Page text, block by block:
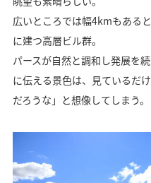
広いところでは幅4kmもある
に建つ高層ビル群。
パースが自然と調和し発展を
に伝える景色は、見ているだ
だろうな」と想像してしまう。